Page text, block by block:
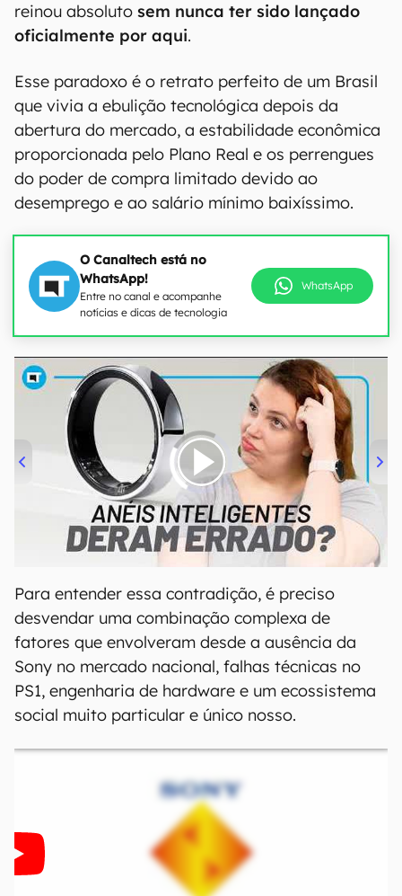
reinou absoluto sem nunca ter sido lançado
oficialmente por aqui.
Esse paradoxo é o retrato perfeito de um Brasil
que vivia a ebulição tecnológica depois da
abertura do mercado, a estabilidade econômica
proporcionada pelo Plano Real e os perrengues
do poder de compra limitado devido ao
desemprego e ao salário mínimo baixíssimo.
O Canaltech está no
WhatsApp!
Entre no canal e acompanhe
notícias e dicas de tecnologia
WhatsApp
00:00/21:11
Para entender essa contradição, é preciso
desvendar uma combinação complexa de
fatores que envolveram desde a ausência da
Sony no mercado nacional, falhas técnicas no
PS1, engenharia de hardware e um ecossistema
social muito particular e único nosso.